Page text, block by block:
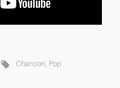
Chanson, Pop